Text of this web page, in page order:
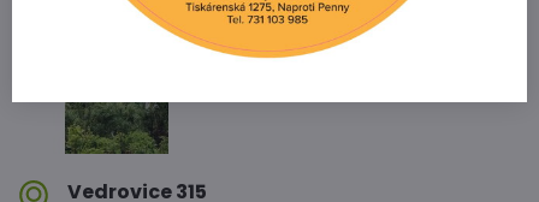
Vedrovice 315